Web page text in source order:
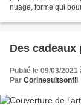
nuage, forme qui
Des cadeaux
Publié le 09/03/2021
Par Corinesuitsonfil